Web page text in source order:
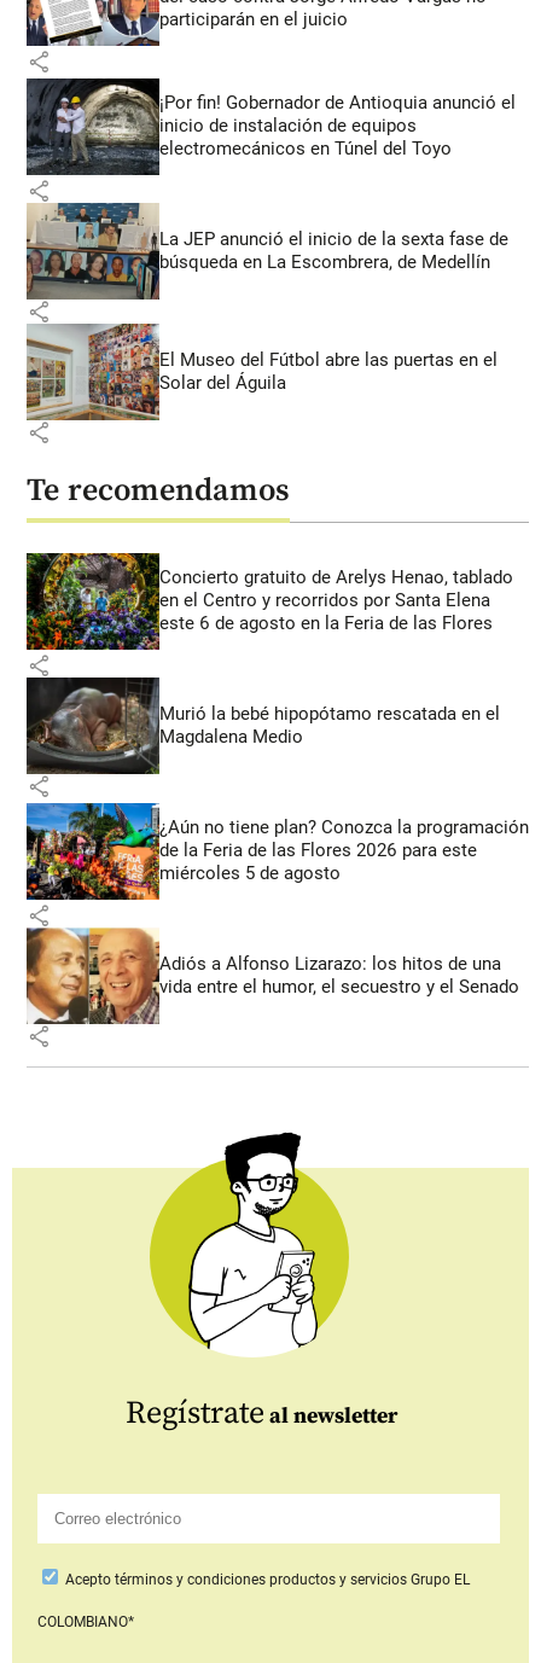
participarán en el juicio
share
¡Por fin! Gobernador de Antioquia anunció el
inicio de instalación de equipos
electromecánicos en Túnel del Toyo
share
La JEP anunció el inicio de la sexta fase de
búsqueda en La Escombrera, de Medellín
share
El Museo del Fútbol abre las puertas en el
Solar del Águila
share
Te recomendamos
Concierto gratuito de Arelys Henao, tablado
en el Centro y recorridos por Santa Elena
este 6 de agosto en la Feria de las Flores
share
Murió la bebé hipopótamo rescatada en el
Magdalena Medio
share
¿Aún no tiene plan? Conozca la programación
de la Feria de las Flores 2026 para este
miércoles 5 de agosto
share
Adiós a Alfonso Lizarazo: los hitos de una
vida entre el humor, el secuestro y el Senado
share
Regístrate al newsletter
Aceptotérminos y condiciones productos y serviciosGrupo EL
COLOMBIANO*